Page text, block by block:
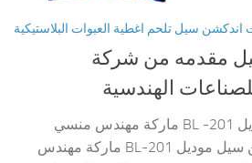
اندكشن سيل تلحم اغطية العبوات البلاستيكية
مقدمه من شركة
الهندسية
ماكينة اندكشن سيل موديل 201- BL ماركة مهندس منسي
مواصفات ماكينة اندكشن سيل موديل 201-BL ماركة مهندس